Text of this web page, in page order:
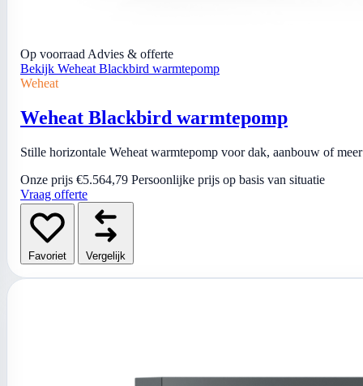
Op voorraad Advies & offerte
Bekijk Weheat Blackbird warmtepomp
Weheat
Weheat Blackbird warmtepomp
Stille horizontale Weheat warmtepomp voor dak, aanbouw of
Onze prijs €5.564,79 Persoonlijke prijs op basis van situatie
Vraag offerte
Favoriet Vergelijk